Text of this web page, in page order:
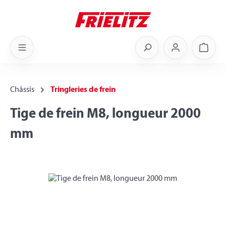
Châssis Tringleries de frein
Tige de frein M8, longueur 2000
mm
Skip image gallery